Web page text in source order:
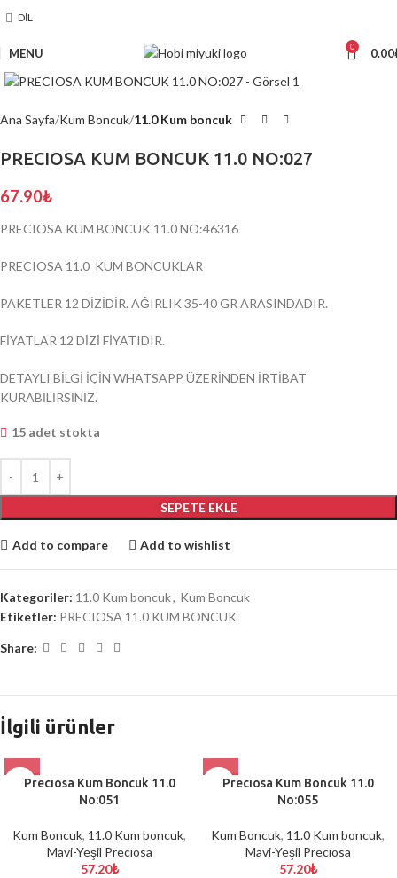
DIL
MENU 0 0.00
Ana Sayfa Kum Boncuk 11.0 Kum boncuk
PRECIOSA KUM BONCUK 11.0 NO:027
67.90₺
PRECIOSA KUM BONCUK 11.0 NO:46316
PRECIOSA 11.0 KUM BONCUKLAR
PAKETLER 12 DİZİDİR. AĞIRLIK 35-40 GR ARASINDADIR.
FİYATLAR 12 DİZİ FİYATIDIR.
DETAYLI BİLGİ İÇİN WHATSAPP ÜZERİNDEN İRTİBAT
KURABİLİRSİNİZ.
15 adet stokta
SEPETE EKLE
Add to compare Add to wishlist
Kategoriler: 11.0 Kum boncuk, Kum Boncuk
Etiketler: PRECIOSA 11.0 KUM BONCUK
Share:
İlgili ürünler
Precıosa Kum Boncuk 11.0
No:051
Kum Boncuk, 11.0 Kum boncuk,
Mavi-Yeşil Precıosa
57.20₺
Precıosa Kum Boncuk 11.0
No:055
Kum Boncuk, 11.0 Kum boncuk,
Mavi-Yeşil Precıosa
57.20₺